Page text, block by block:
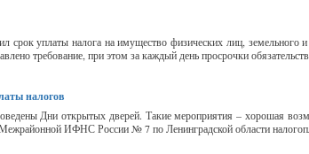
срок уплаты налога на имущество физических лиц, земельного
требование, при этом за каждый день просрочки
налогов
Дни открытых дверей. Такие мероприятия – хорошая
ИФНС России № 7 по Ленинградской области